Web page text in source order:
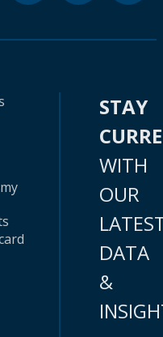
STAY
WITH
OUR
DATA
&